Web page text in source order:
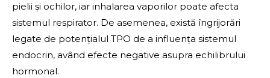
pielii și ochilor, iar inhalarea vaporilor poate afecta
sistemul respirator. De asemenea, există îngrijorări
legate de potențialul TPO de a influența sistemul
endocrin, având efecte negative asupra echilibrului
hormonal.